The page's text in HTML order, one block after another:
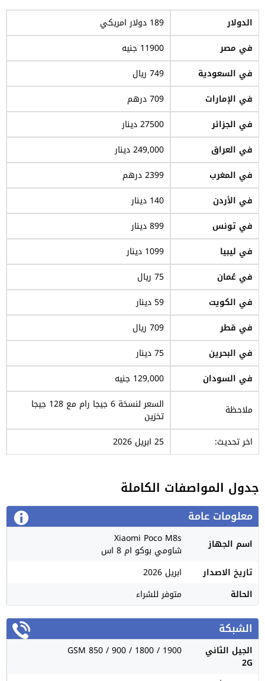
الدولار
189 دولار امريكي
في مصر
11900 جنيه
في السعودية
749 ريال
في الإمارات
709 درهم
في الجزائر
27500 دينار
في العراق
249,000 دينار
في المغرب
2399 درهم
في الأردن
140 دينار
في تونس
899 دينار
في ليبيا
1099 دينار
في عُمان
75 ريال
في الكويت
59 دينار
في قطر
709 ريال
في البحرين
75 دينار
في السودان
129,000 جنيه
ملاحظة
السعر لنسخة 6 جيجا رام مع 128 جيجا
تخزين
اخر تحديث:
25 ابريل 2026
جدول المواصفات الكاملة
معلومات عامة
اسم الجهاز Xiaomi Poco M8s
شاومي بوكو ام 8 اس
تاريخ الاصدار
ابريل 2026
الحالة
متوفر للشراء
الشبكة
الجيل الثاني
2G
GSM 850 / 900 / 1800 / 1900